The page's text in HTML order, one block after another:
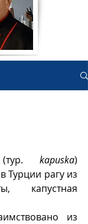
kapuska)
Турции рагу из
капустная
из